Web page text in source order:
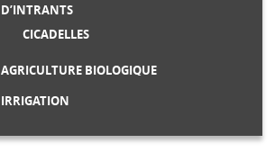
D’INTRANTS
CICADELLES
AGRICULTURE BIOLOGIQUE
IRRIGATION